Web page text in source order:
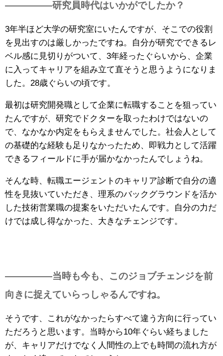
—————研究員時代はいかがでしたか？
3年半ほど大学の研究室にいたんですが、そこでの役割
を見出すのは厳しかったですね。自分が研究でできるレ
ベル感に見切りがついて、3年経ったぐらいから、企業
に入ってキャリアを組み立て直そうと思うようになりま
した。28歳ぐらいの頃です。
最初は研究開発職として企業に転職することを狙ってい
たんですが、研究でドクターを取ったわけではないの
で、なかなか内定をもらえませんでした。社会人として
の基礎的な経験も足りなかったため、即戦力として活躍
できるフィールドに手が届かなかったんでしょうね。
そんな時、転職エージェントのキャリア診断で自分の適
性を見抜いていただき、理系のバックグラウンドを活か
した技術営業職の提案をいただいたんです。自分の力だ
けでは成し得なかった、大きなチェンジです。
—————当時も今も、このジョブチェンジを前
向きに捉えていらっしゃるんですね。
そうです、これがなかったらすべて違う方向に行ってい
ただろうと思います。当時から10年ぐらい経ちました
が、キャリアだけでなく人間性の上でも時間の流れ方が